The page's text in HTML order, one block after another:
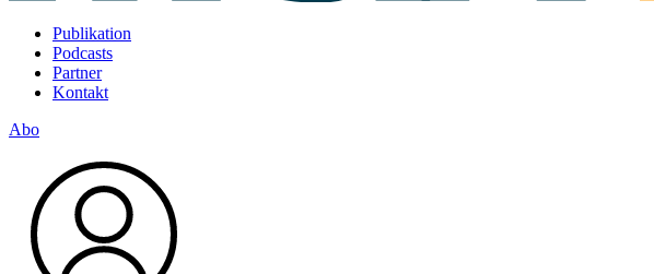
Publikation
Podcasts
Partner
Kontakt
Abo